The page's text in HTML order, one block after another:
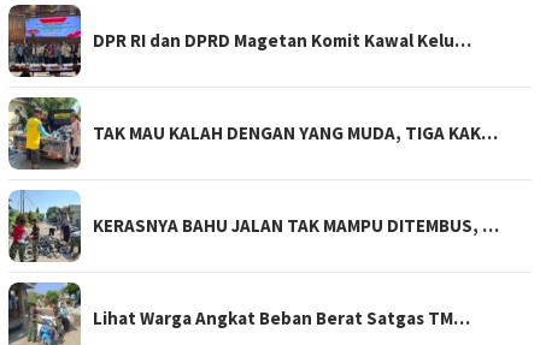
DPR RI dan DPRD Magetan Komit Kawal Kelu…
TAK MAU KALAH DENGAN YANG MUDA, TIGA KAK…
KERASNYA BAHU JALAN TAK MAMPU DITEMBUS, …
Lihat Warga Angkat Beban Berat Satgas TM…